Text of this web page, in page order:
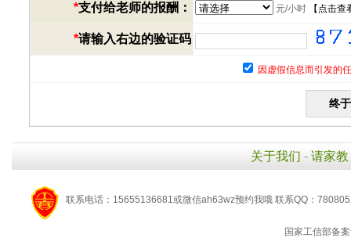
*支付给老师的报酬： 元/小时【 点击查
*请输入右边的验证码
因虚假信息而引发的
关于我们 - 请家教
联系电话：15655136681或微信ah63wz预约我哦 联系QQ：
国家工信部备